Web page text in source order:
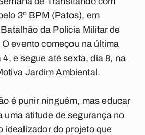
3º BPM (Patos), em
da Polícia Militar de
evento começou na última
e segue até sexta, dia 8, na
Jardim Ambiental.
é punir ninguém, mas educar
uma atitude de segurança no
idealizador do projeto que